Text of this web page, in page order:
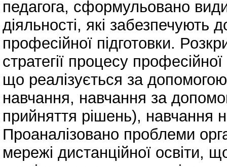
педагога, сформульовано види
діяльності, які забезпечують
професійної підготовки.
стратегії процесу
що реалізується за
навчання, навчання за
прийняття рішень), навчання
Проаналізовано проблеми
мережі дистанційної освіти,